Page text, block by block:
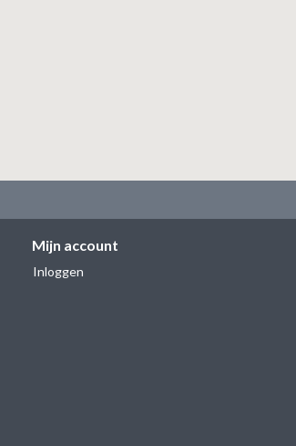
Mijn account
Inloggen